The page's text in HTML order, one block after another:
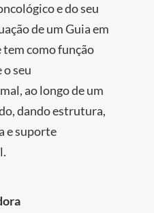
e do seu
de um Guia em
como função
seu
ao longo de um
dando estrutura,
e suporte